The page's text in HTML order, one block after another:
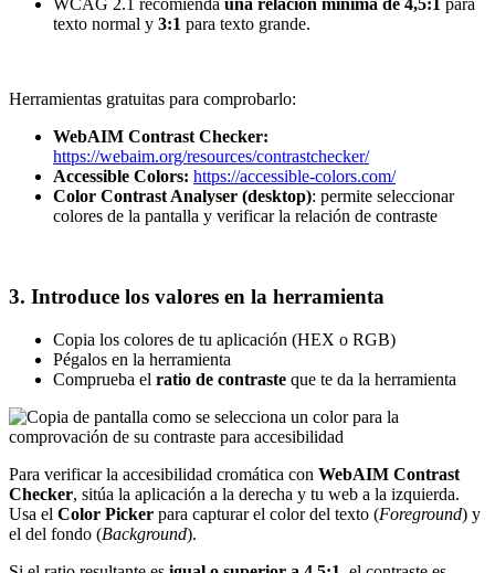
WCAG 2.1 recomienda una relación mínima de 4,5:1 para
texto normal y 3:1 para texto grande.
Herramientas gratuitas para comprobarlo:
WebAIM Contrast Checker:
https://webaim.org/resources/contrastchecker/
Accessible Colors: https://accessible-colors.com/
Color Contrast Analyser (desktop): permite seleccionar
colores de la pantalla y verificar la relación de contraste
3. Introduce los valores en la herramienta
Copia los colores de tu aplicación (HEX o RGB)
Pégalos en la herramienta
Comprueba el ratio de contraste que te da la herramienta
Para verificar la accesibilidad cromática con WebAIM Contrast
Checker, sitúa la aplicación a la derecha y tu web a la izquierda.
Usa el Color Picker para capturar el color del texto (Foreground) y
el del fondo (Background).